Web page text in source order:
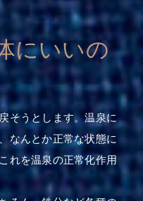
にいいの
そうとします。温泉に
なんとか正常な状態に
れを温泉の正常化作用